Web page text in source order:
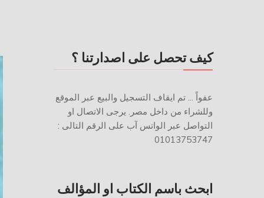
كيف تحصل على اصدارتنا ؟
عفواً ... تم ايقاف التسجيل والبيع عبر الموقع
وللشراء من داخل مصر. يرجى الاتصال او
التواصل عبر الواتس آب على الرقم التالى :
01013753747
ابحث باسم الكتاب او المؤالف